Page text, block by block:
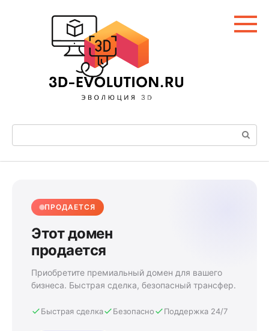
Поиск:
ПРОДАЕТСЯ
Этот домен
продается
Приобретите премиальный домен для вашего
бизнеса. Быстрая сделка, безопасный трансфер.
Быстрая сделка Безопасно Поддержка 24/7